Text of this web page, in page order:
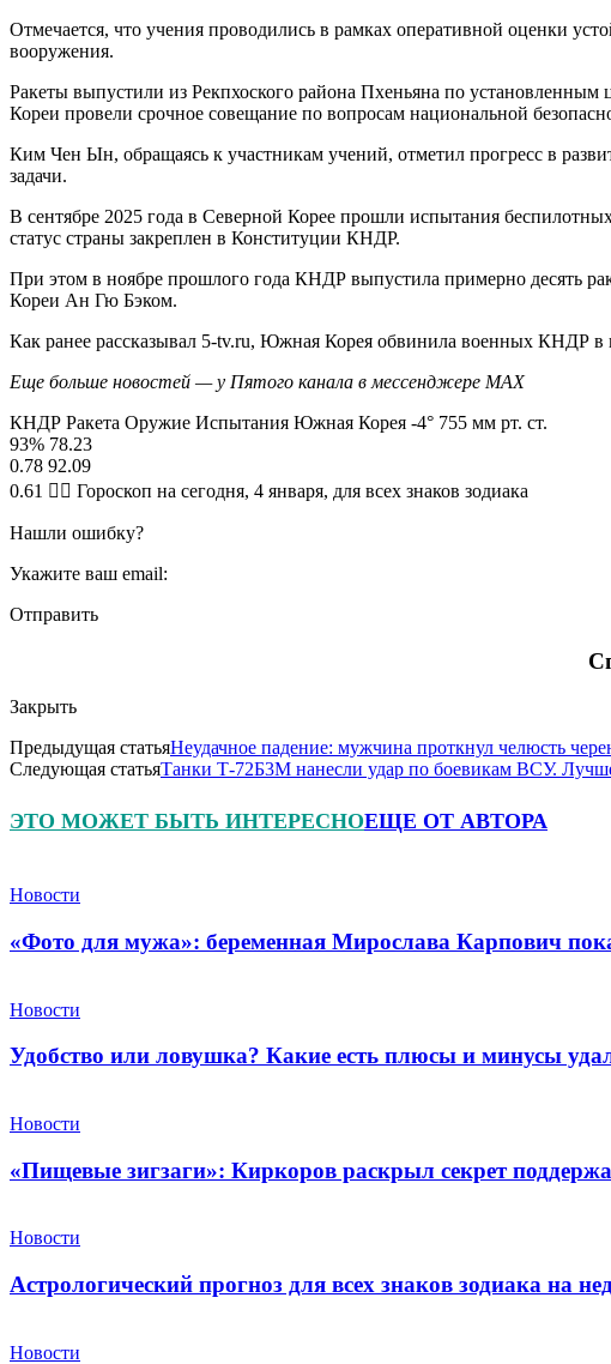
Отмечается, что учения проводились в рамках оперативной оценки
вооружения.
Ракеты выпустили из Рекпхоского района Пхеньяна по
Кореи провели срочное совещание по вопросам национальной
Ким Чен Ын, обращаясь к участникам учений, отметил прогресс в
задачи.
В сентябре 2025 года в Северной Корее прошли испытания
статус страны закреплен в Конституции КНДР.
При этом в ноябре прошлого года КНДР выпустила примерно десять
Кореи Ан Гю Бэком.
Как ранее рассказывал 5-tv.ru, Южная Корея обвинила военных КНДР
Еще больше новостей — у Пятого канала в мессенджере MAX
КНДР Ракета Оружие Испытания Южная Корея -4° 755 мм рт. ст.
93% 78.23
0.78 92.09
0.61 🧙‍♀ Гороскоп на сегодня, 4 января, для всех знаков зодиака
Нашли ошибку?
Укажите ваш email:
Отправить
Закрыть
Предыдущая статьяНеудачное падение: мужчина проткнул челюсть
Следующая статьяТанки Т-72Б3М нанесли удар по боевикам ВСУ.
ЭТО МОЖЕТ БЫТЬ ИНТЕРЕСНОЕЩЕ ОТ АВТОРА
Новости
«Фото для мужа»: беременная Мирослава Карпович
Новости
Удобство или ловушка? Какие есть плюсы и минусы
Новости
«Пищевые зигзаги»: Киркоров раскрыл секрет
Новости
Астрологический прогноз для всех знаков зодиака на
Новости